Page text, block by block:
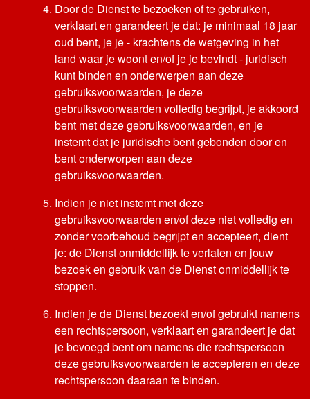
Door de Dienst te bezoeken of te gebruiken,
verklaart en garandeert je dat: je minimaal 18 jaar
oud bent, je je - krachtens de wetgeving in het
land waar je woont en/of je je bevindt - juridisch
kunt binden en onderwerpen aan deze
gebruiksvoorwaarden, je deze
gebruiksvoorwaarden volledig begrijpt, je akkoord
bent met deze gebruiksvoorwaarden, en je
instemt dat je juridische bent gebonden door en
bent onderworpen aan deze
gebruiksvoorwaarden.
Indien je niet instemt met deze
gebruiksvoorwaarden en/of deze niet volledig en
zonder voorbehoud begrijpt en accepteert, dient
je: de Dienst onmiddellijk te verlaten en jouw
bezoek en gebruik van de Dienst onmiddellijk te
stoppen.
Indien je de Dienst bezoekt en/of gebruikt namens
een rechtspersoon, verklaart en garandeert je dat
je bevoegd bent om namens die rechtspersoon
deze gebruiksvoorwaarden te accepteren en deze
rechtspersoon daaraan te binden.